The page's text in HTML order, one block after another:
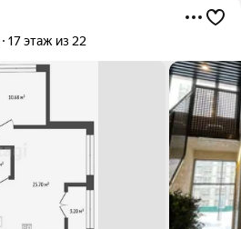
17 этаж из 22